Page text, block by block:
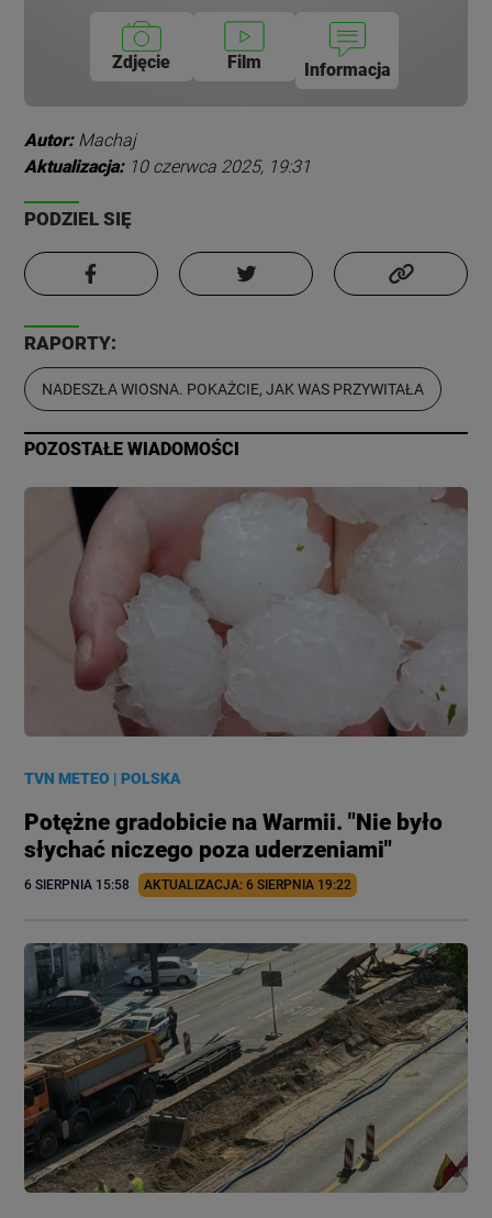
Zdjęcie Film Informacja
Autor: Machaj
Aktualizacja: 10 czerwca 2025, 19:31
PODZIEL SIĘ
RAPORTY:
NADESZŁA WIOSNA. POKAŻCIE, JAK WAS PRZYWITAŁA
POZOSTAŁE WIADOMOŚCI
TVN METEO |POLSKA
Potężne gradobicie na Warmii. "Nie było
słychać niczego poza uderzeniami"
6 SIERPNIA 15:58 AKTUALIZACJA: 6 SIERPNIA 19:22